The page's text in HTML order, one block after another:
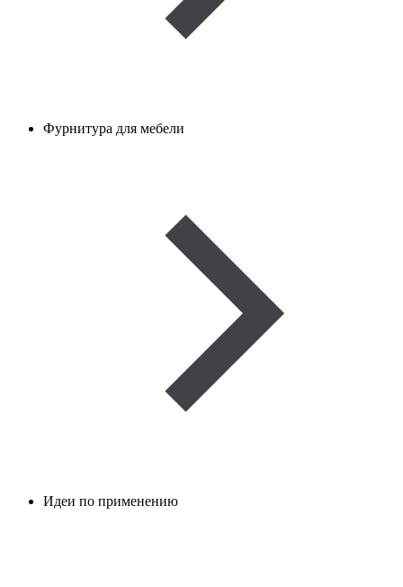
Фурнитура для мебели
Идеи по применению